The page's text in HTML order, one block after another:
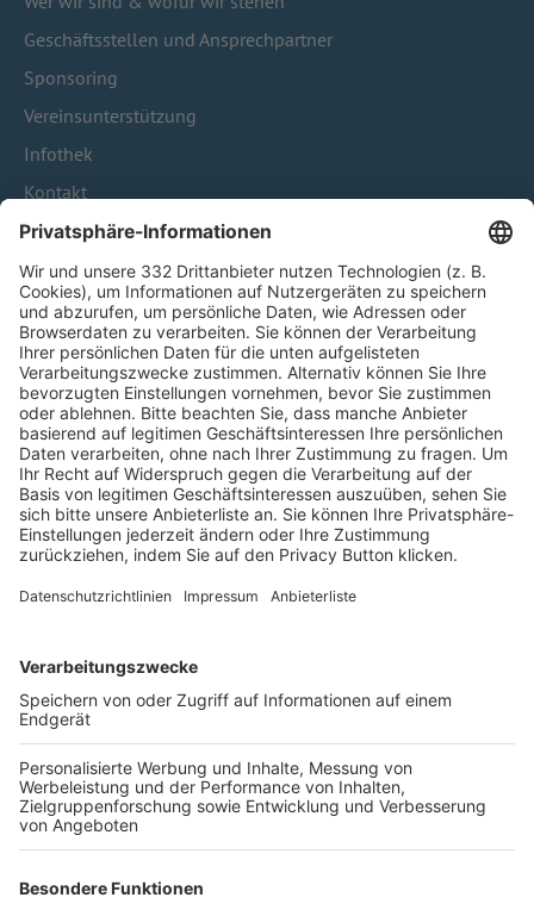
Geschäftsstellen und Ansprechpartner
Sponsoring
Vereinsunterstützung
Infothek
Kontakt
HÄUFIG BESUCHTE SEITEN
Pässe und Vereinswechsel
Trainerausbildung
Schulungsangebot Vereinsmitarbeiter
BFV-Geschäftsstellen
Trainerbörse
Login SpielPlus
FOLGE DEM BFV
TOP-VEREINE
TOP-PARTNER